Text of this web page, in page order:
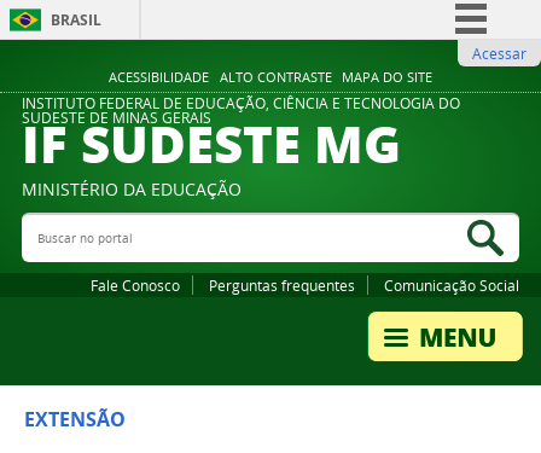
ACESSIBILIDADE ALTO CONTRASTE MAPA DO SITE
BRASIL
Comunica BR
Participe
Legislação
Acessar
INSTITUTO FEDERAL DE EDUCAÇÃO, CIÊNCIA E TECNOLOGIA DO
SUDESTE DE MINAS GERAIS
IF SUDESTE MG
MINISTÉRIO DA EDUCAÇÃO
Buscar no portal
Fale Conosco Perguntas frequentes Comunicação Social
EXTENSÃO